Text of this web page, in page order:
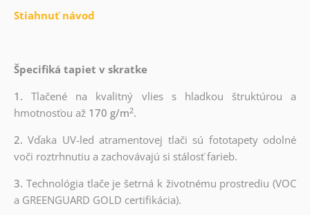
Stiahnuť návod
Špecifiká tapiet v skratke
1.Tlačené na kvalitný vlies s hladkou štruktúrou a
hmotnosťou až170 g/m2.
2.Vďaka UV-led atramentovej tlači sú fototapety odolné
voči roztrhnutiu a zachovávajú si stálosť farieb.
3. Technológia tlače je šetrná k životnému prostrediu (VOC
a GREENGUARD GOLD certifikácia).